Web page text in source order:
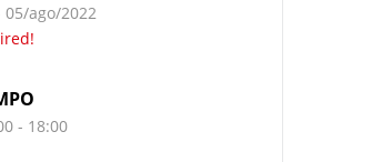
05/ago/2022
- 18:00